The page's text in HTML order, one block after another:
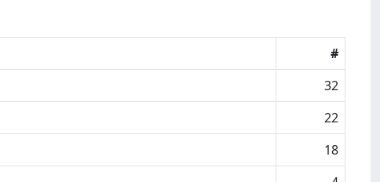
#
32
22
18